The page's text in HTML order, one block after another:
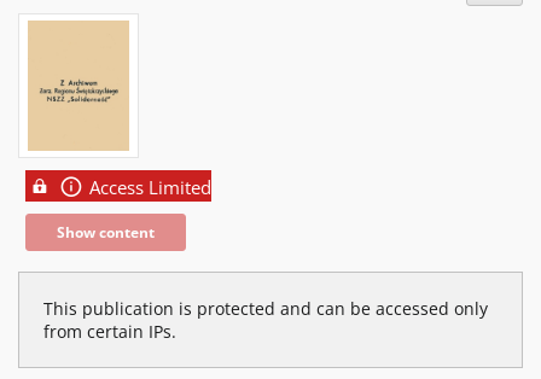
Access Limited
Show content
This publication is protected and can be accessed only
from certain IPs.